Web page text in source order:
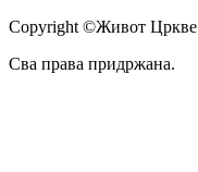
Copyright ©Живот Цркве
Сва права придржана.